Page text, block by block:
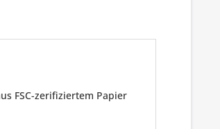
FSC-zerifiziertem Papier